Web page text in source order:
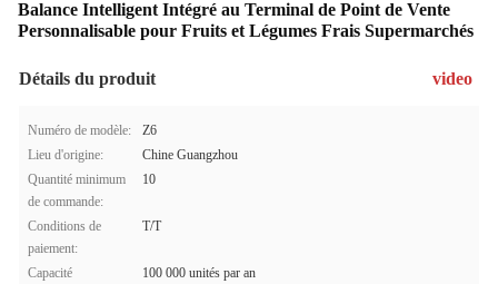
Balance Intelligent Intégré au Terminal de Point de Vente
Personnalisable pour Fruits et Légumes Frais Supermarchés
Détails du produit video
Numéro de modèle:
Z6
Lieu d'origine:
Chine Guangzhou
Quantité minimum
de commande:
10
Conditions de
paiement:
T/T
Capacité
100 000 unités par an